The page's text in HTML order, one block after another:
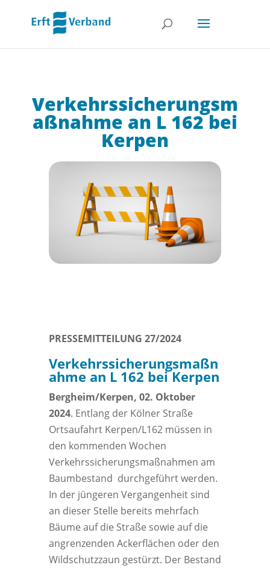
Verkehrssicherungsm
aßnahme an L 162 bei
Kerpen
PRESSEMITTEILUNG 27/2024
Verkehrssicherungsmaßn
ahme an L 162 bei Kerpen
Bergheim/Kerpen, 02. Oktober
2024. Entlang der Kölner Straße
Ortsaufahrt Kerpen/L162 müssen in
den kommenden Wochen
Verkehrssicherungsmaßnahmen am
Baumbestand durchgeführt werden.
In der jüngeren Vergangenheit sind
an dieser Stelle bereits mehrfach
Bäume auf die Straße sowie auf die
angrenzenden Ackerflächen oder den
Wildschutzzaun gestürzt. Der Bestand